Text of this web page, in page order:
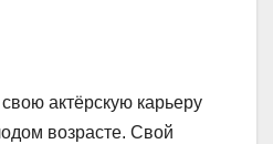
актёрскую карьеру
возрасте. Свой